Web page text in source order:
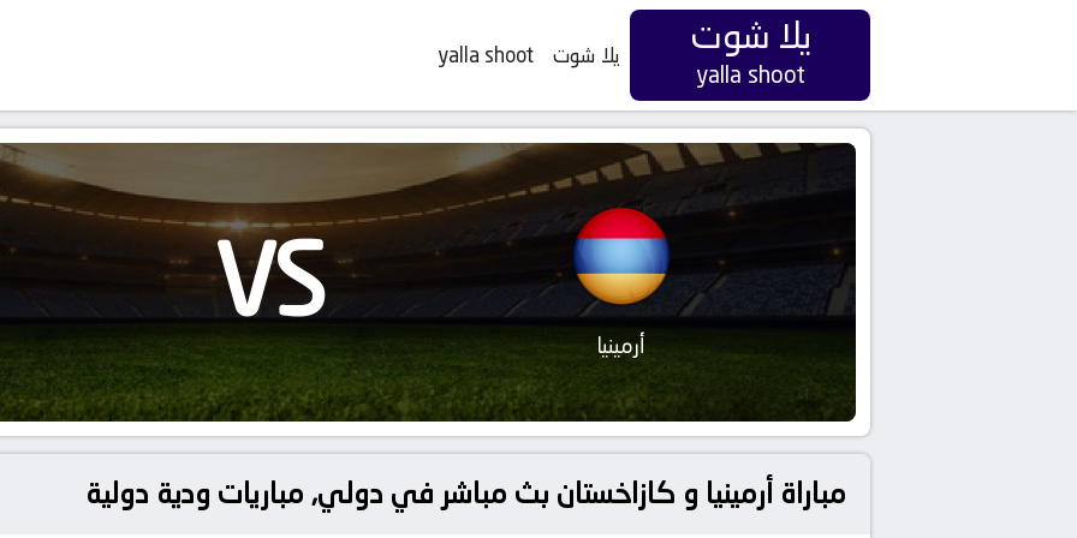
يلا شوت
yalla shoot
يلا شوت yalla shoot
أرمينيا VS
مباراة أرمينيا و كازاخستان بث مباشر في دولي, مباريات ودية دولية